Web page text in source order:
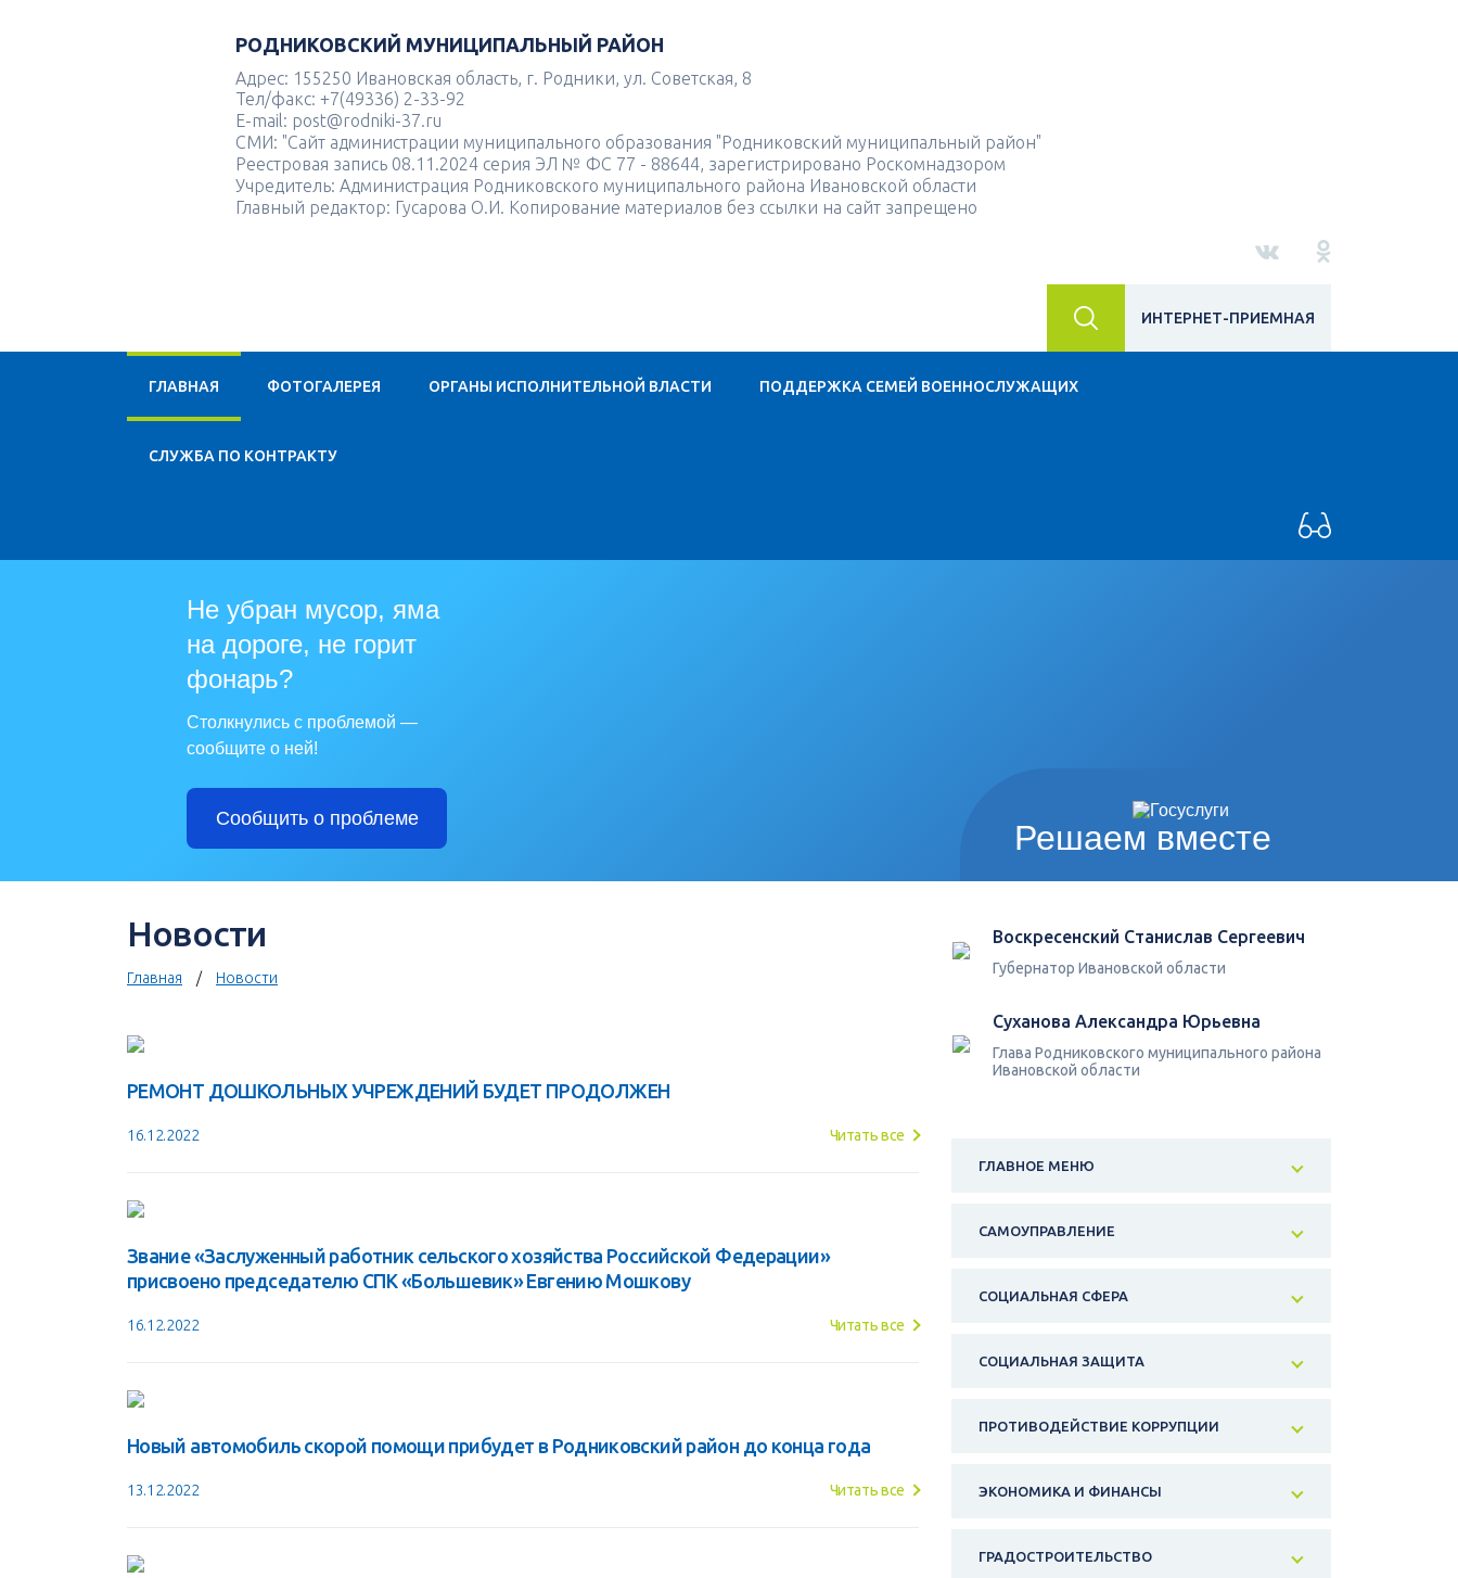
РОДНИКОВСКИЙ МУНИЦИПАЛЬНЫЙ РАЙОН
Адрес: 155250 Ивановская область, г. Родники, ул. Советская, 8
Тел/факс: +7(49336) 2-33-92
E-mail: post@rodniki-37.ru
СМИ: "Сайт администрации муниципального образования "Родниковский муниципальный район"
Реестровая запись 08.11.2024 серия ЭЛ № ФС 77 - 88644, зарегистрировано Роскомнадзором
Учредитель: Администрация Родниковского муниципального района Ивановской области
Главный редактор: Гусарова О.И. Копирование материалов без ссылки на сайт запрещено
ИНТЕРНЕТ-ПРИЕМНАЯ
ГЛАВНАЯ ФОТОГАЛЕРЕЯ ОРГАНЫ ИСПОЛНИТЕЛЬНОЙ ВЛАСТИ ПОДДЕРЖКА СЕМЕЙ ВОЕННОСЛУЖАЩИХ
CЛУЖБА ПО КОНТРАКТУ
Решаем вместе
Не убран мусор, яма
на дороге, не горит
фонарь?
Столкнулись с проблемой —
сообщите о ней!
Сообщить о проблеме
Новости
Главная Новости
РЕМОНТ ДОШКОЛЬНЫХ УЧРЕЖДЕНИЙ БУДЕТ ПРОДОЛЖЕН
16.12.2022 Читать все
Звание «Заслуженный работник сельского хозяйства Российской Федерации»
присвоено председателю СПК «Большевик» Евгению Мошкову
16.12.2022 Читать все
Новый автомобиль скорой помощи прибудет в Родниковский район до конца года
13.12.2022 Читать все
Воскресенский Станислав Сергеевич
Губернатор Ивановской области
Суханова Александра Юрьевна
Глава Родниковского муниципального района
Ивановской области
ГЛАВНОЕ МЕНЮ
САМОУПРАВЛЕНИЕ
СОЦИАЛЬНАЯ СФЕРА
СОЦИАЛЬНАЯ ЗАЩИТА
ПРОТИВОДЕЙСТВИЕ КОРРУПЦИИ
ЭКОНОМИКА И ФИНАНСЫ
ГРАДОСТРОИТЕЛЬСТВО